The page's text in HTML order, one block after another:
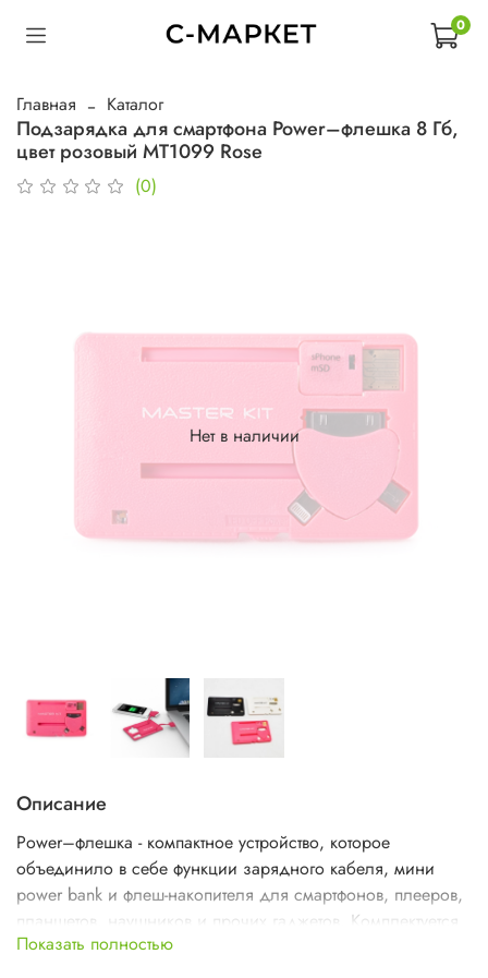
0
Главная Каталог
Подзарядка для смартфона Power–флешка 8 Гб,
цвет розовый MT1099 Rose
(0)
Нет в наличии
Описание
Power–флешка - компактное устройство, которое
объединило в себе функции зарядного кабеля, мини
power bank и флеш-накопителя для смартфонов, плееров,
планшетов, наушников и прочих гаджетов. Комплектуется
microSD картой 8 ГБ и содержит коннектор Micro USB,
Показать полностью